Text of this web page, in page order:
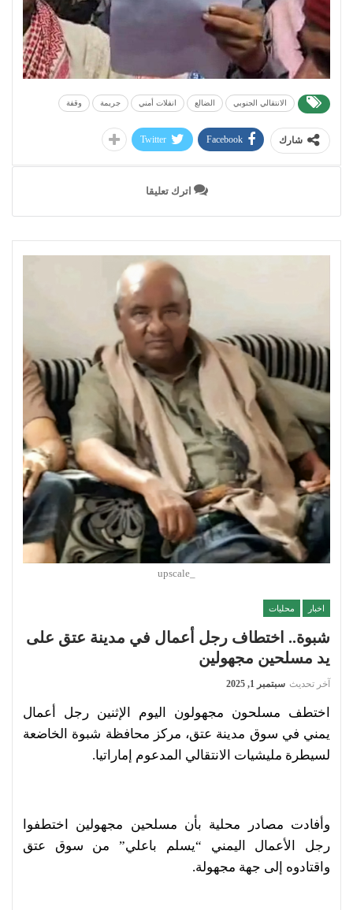
الانتقالي الجنوبي الضالع انفلات أمني جريمة وقفة
شارك Facebook
Twitter
اترك تعليقا
اخبار محليات
شبوة.. اختطاف رجل أعمال في مدينة عتق على
يد مسلحين مجهولين
آخر تحديث سبتمبر 1, 2025
اختطف مسلحون مجهولون اليوم الإثنين رجل أعمال
يمني في سوق مدينة عتق، مركز محافظة شبوة الخاضعة
لسيطرة مليشيات الانتقالي المدعوم إماراتيا.
وأفادت مصادر محلية بأن مسلحين مجهولين اختطفوا
رجل الأعمال اليمني “يسلم باعلي” من سوق عتق
واقتادوه إلى جهة مجهولة.